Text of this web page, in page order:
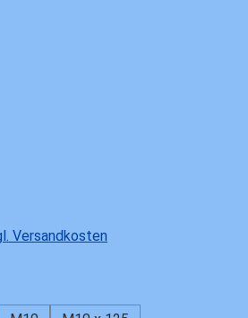
Versandkosten